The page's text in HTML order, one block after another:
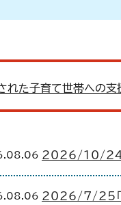
れた子育て世帯への支
2026/10/24・
2026/7/25「ド